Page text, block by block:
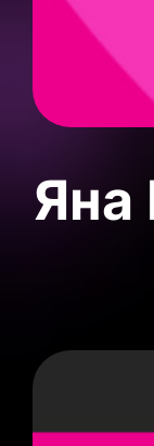
Яна